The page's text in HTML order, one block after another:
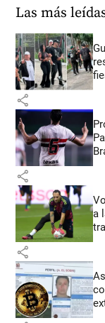
Las más
share
share
a
share